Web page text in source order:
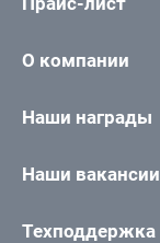
О компании
Наши награды
Наши вакансии
Техподдержка